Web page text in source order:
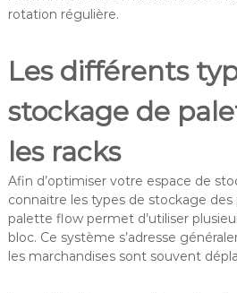
rotation régulière.
Les différents
stockage de
les racks
Afin d’optimiser votre espace de
connaitre les types de stockage des
palette flow permet d’utiliser
bloc. Ce système s’adresse
les marchandises sont souvent